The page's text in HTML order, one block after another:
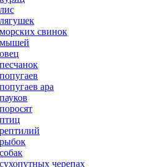
свинок
ара
черепах